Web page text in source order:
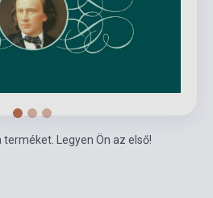
Legyen Ön az első!